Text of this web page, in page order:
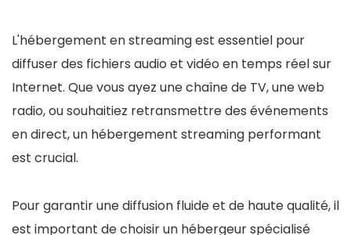
L'hébergement en streaming est essentiel pour
diffuser des fichiers audio et vidéo en temps réel sur
Internet. Que vous ayez une chaîne de TV, une web
radio, ou souhaitiez retransmettre des événements
en direct, un hébergement streaming performant
est crucial.
Pour garantir une diffusion fluide et de haute qualité, il
est important de choisir un hébergeur spécialisé